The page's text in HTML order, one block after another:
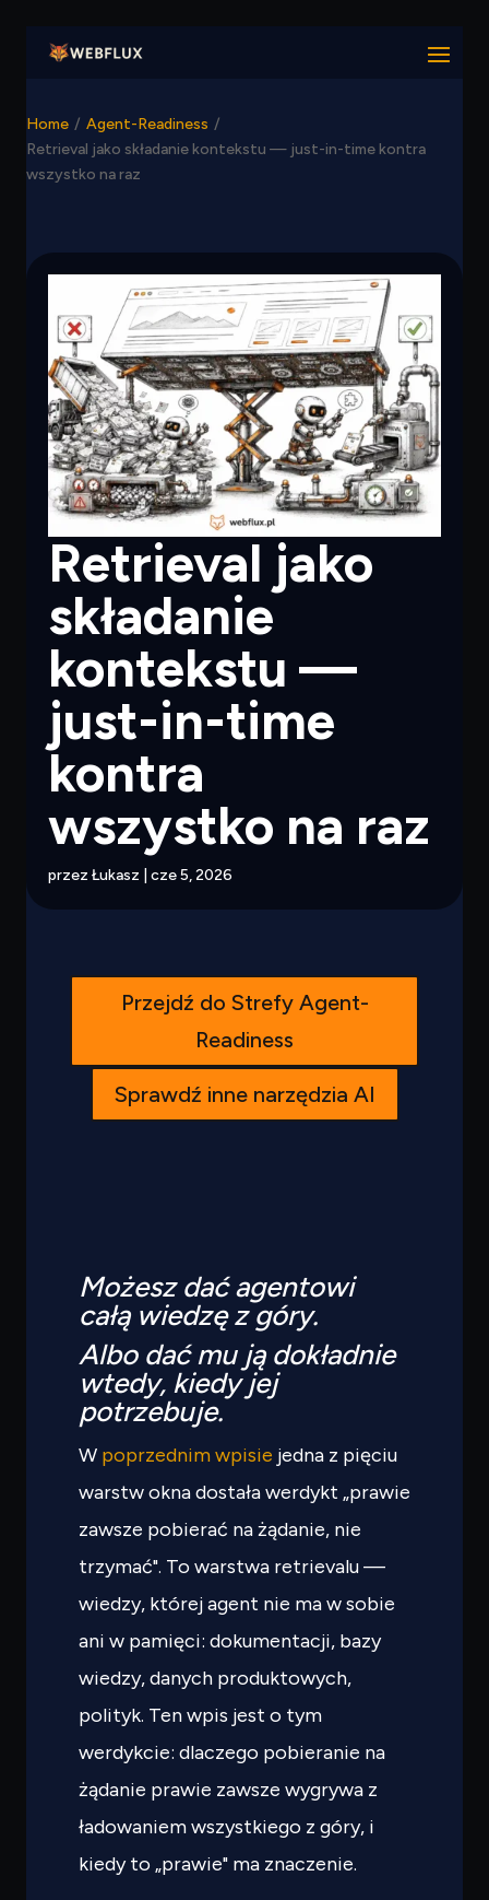
Home / Agent-Readiness /
Retrieval jako składanie kontekstu — just-in-time kontra
wszystko na raz
Retrieval jako
składanie
kontekstu —
just-in-time
kontra
wszystko na raz
przez Łukasz cze 5, 2026
Przejdź do Strefy Agent-
Readiness
Sprawdź inne narzędzia AI
Możesz dać agentowi
całą wiedzę z góry.
Albo dać mu ją dokładnie
wtedy, kiedy jej
potrzebuje.
W poprzednim wpisie jedna z pięciu
warstw okna dostała werdykt „prawie
zawsze pobierać na żądanie, nie
trzymać". To warstwa retrievalu —
wiedzy, której agent nie ma w sobie
ani w pamięci: dokumentacji, bazy
wiedzy, danych produktowych,
polityk. Ten wpis jest o tym
werdykcie: dlaczego pobieranie na
żądanie prawie zawsze wygrywa z
ładowaniem wszystkiego z góry, i
kiedy to „prawie" ma znaczenie.